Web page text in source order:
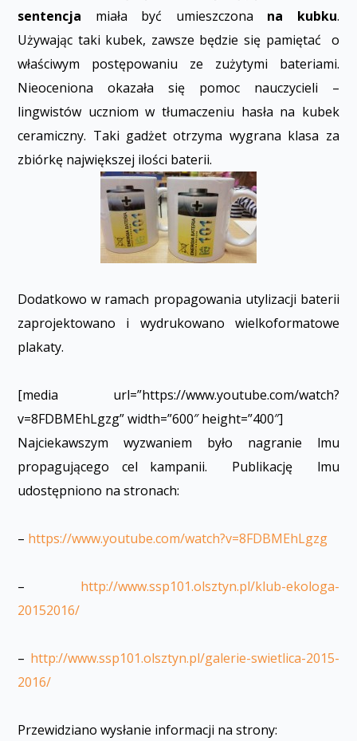
sentencja miała być umieszczona na kubku.
Używając taki kubek, zawsze będzie się pamiętać o
właściwym postępowaniu ze zużytymi bateriami.
Nieoceniona okazała się pomoc nauczycieli –
lingwistów uczniom w tłumaczeniu hasła na kubek
ceramiczny. Taki gadżet otrzyma wygrana klasa za
zbiórkę największej ilości baterii.
Dodatkowo w ramach propagowania utylizacji baterii
zaprojektowano i wydrukowano wielkoformatowe
plakaty.
[media url=”https://www.youtube.com/watch?
v=8FDBMEhLgzg” width=”600″ height=”400″]
Najciekawszym wyzwaniem było nagranie filmu
propagującego cel kampanii. Publikację filmu
udostępniono na stronach:
– https://www.youtube.com/watch?v=8FDBMEhLgzg
– http://www.ssp101.olsztyn.pl/klub-ekologa-
20152016/
– http://www.ssp101.olsztyn.pl/galerie-swietlica-2015-
2016/
Przewidziano wysłanie informacji na strony: